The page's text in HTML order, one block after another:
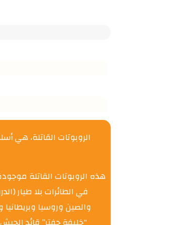
الروبوتات القاتلة،
هذه الروبوتات القاتلة
في الطائرات بلا طيار
والصين وروسيا